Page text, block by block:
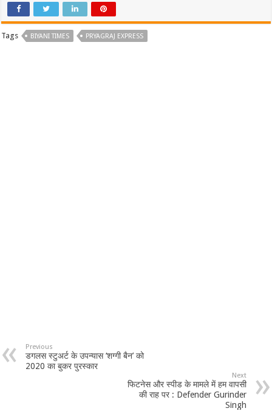
Tags BIYANI TIMES PRYAGRAJ EXPRESS
Previous
डगलस स्टुअर्ट के उपन्यास ‘शग्गी बैन’ को
2020 का बुकर पुरस्कार
Next
फिटनेस और स्पीड के मामले में हम वापसी
की राह पर : Defender Gurinder
Singh